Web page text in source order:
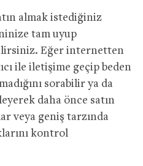
almak istediğiniz
tam uyup
Eğer internetten
ile iletişime geçip beden
sorabilir ya da
daha önce satın
veya geniş tarzında
kontrol